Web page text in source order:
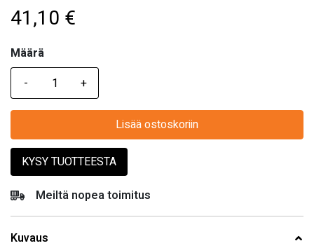
41,10 €
Määrä
Määrä
Lisää ostoskoriin
KYSY TUOTTEESTA
Meiltä nopea toimitus
Kuvaus